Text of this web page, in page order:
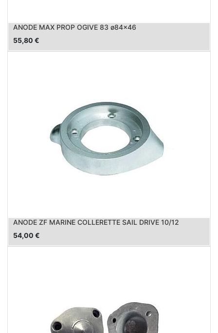
ANODE MAX PROP OGIVE 83 ø84x46
55,80 €
ANODE ZF MARINE COLLERETTE SAIL DRIVE 10/12
54,00 €